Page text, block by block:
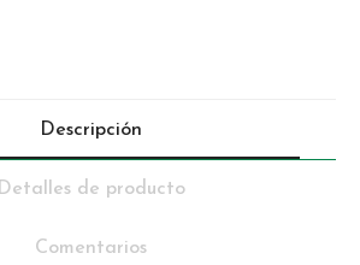
Descripción
Detalles de producto
Comentarios